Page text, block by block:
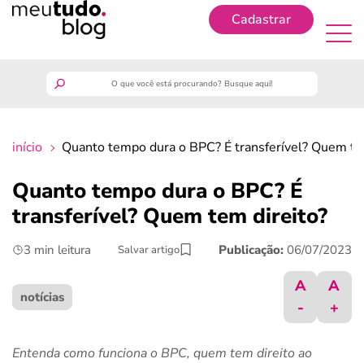
Cadastrar
finanças
benefícios
crédito fácil
início Quanto tempo dura o BPC? É transferível? Quem
Quanto tempo dura o BPC? É
transferível? Quem tem direito?
3 min leitura Salvar artigo Publicação: 06/07/2023
notícias
A
-
A
+
Entenda como funciona o BPC, quem tem direito ao